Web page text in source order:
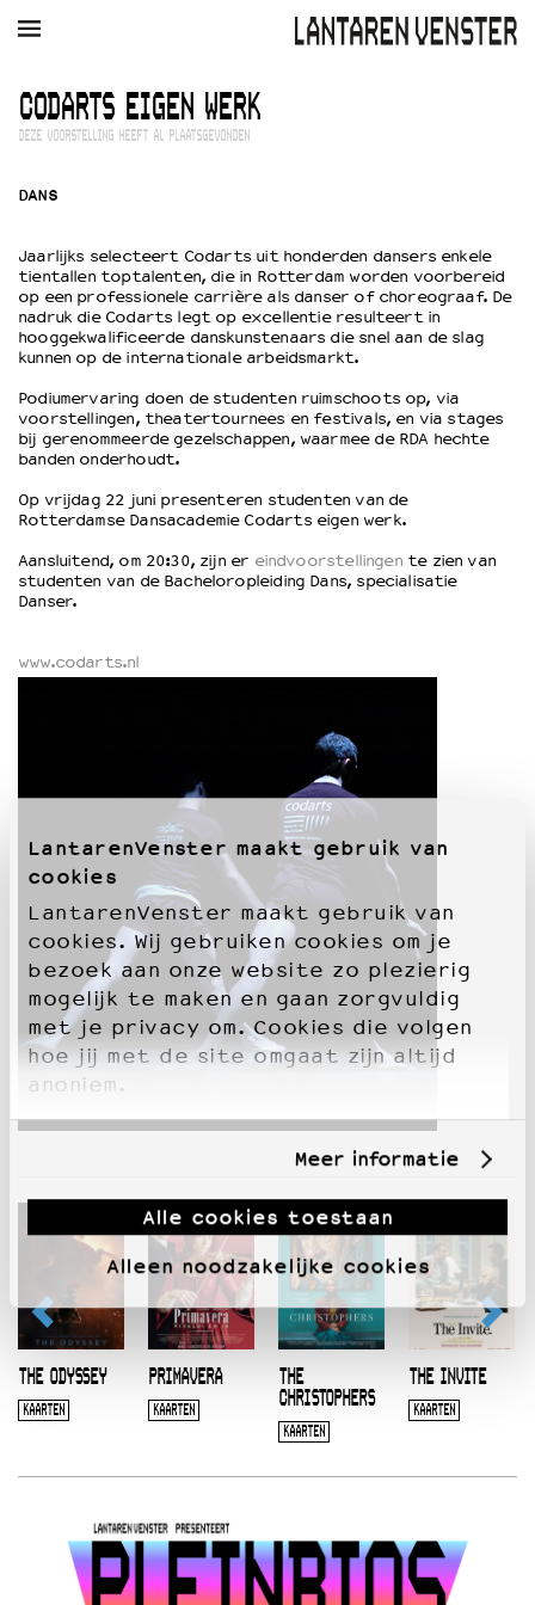
LantarenVenster maakt gebruik van
cookies
LantarenVenster maakt gebruik van
cookies. Wij gebruiken cookies om je
bezoek aan onze website zo plezierig
mogelijk te maken en gaan zorgvuldig
met je privacy om. Cookies die volgen
hoe jij met de site omgaat zijn altijd
anoniem.
Meer informatie
Alle cookies toestaan
Alleen noodzakelijke cookies
AGENDA FILM MUZIEK RESTAURANT
Winkelmandje
Zoek
Bereikbaarheid
Kaartverkoop
EDUCATIE
Schoolvoorstellingen
Filmprogramma’s Primair Onderwijs
Speciale educatieprogramma’s
OVER LANTARENVENSTER
Werken bij
Wie is wie
Huisregels
Privacyverklaring
Integriteits- en gedragscode
Duurzaamheid
Culturele boycot Israël
Ruimte voor artistieke vrijheid – VNPF
CODARTS EIGEN WERK
DEZE VOORSTELLING HEEFT AL PLAATSGEVONDEN
DANS
Jaarlijks selecteert Codarts uit honderden dansers enkele
tientallen toptalenten, die in Rotterdam worden voorbereid
op een professionele carrière als danser of choreograaf. De
nadruk die Codarts legt op excellentie resulteert in
hooggekwalificeerde danskunstenaars die snel aan de slag
kunnen op de internationale arbeidsmarkt.
Podiumervaring doen de studenten ruimschoots op, via
voorstellingen, theatertournees en festivals, en via stages
bij gerenommeerde gezelschappen, waarmee de RDA hechte
banden onderhoudt.
Op vrijdag 22 juni presenteren studenten van de
Rotterdamse Dansacademie Codarts eigen werk.
Aansluitend, om 20:30, zijn er eindvoorstellingente zien van
studenten van de Bacheloropleiding Dans, specialisatie
Danser.
www.codarts.nl
THE ODYSSEY
KAARTEN
PRIMAVERA
KAARTEN
THE
CHRISTOPHERS
KAARTEN
THE INVITE
KAARTEN